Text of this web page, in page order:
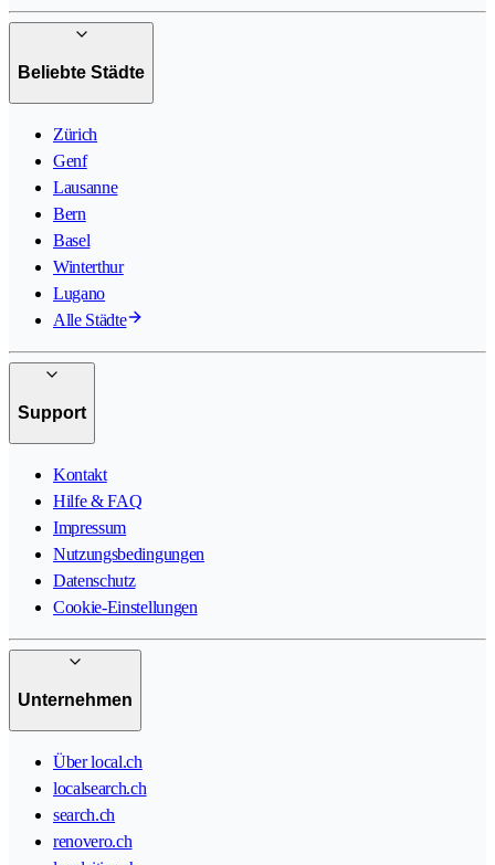
Beliebte Städte
Zürich
Genf
Lausanne
Bern
Basel
Winterthur
Lugano
Alle Städte
Support
Kontakt
Hilfe & FAQ
Impressum
Nutzungsbedingungen
Datenschutz
Cookie-Einstellungen
Unternehmen
Über local.ch
localsearch.ch
search.ch
renovero.ch